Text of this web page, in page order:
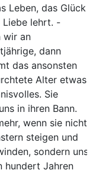
Leben, das Glück
Liebe lehrt. -
wir an
dann
das ansonsten
Alter etwas
Sie
in ihren Bann.
wenn sie nicht
steigen und
sondern uns
hundert Jahren